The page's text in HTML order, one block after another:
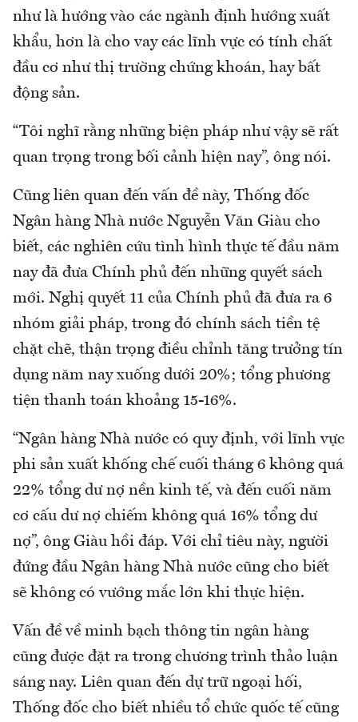
như là hướng vào các ngành định hướng xuất
khẩu, hơn là cho vay các lĩnh vực có tính chất
đầu cơ như thị trường chứng khoán, hay bất
động sản.
“Tôi nghĩ rằng những biện pháp như vậy sẽ rất
quan trọng trong bối cảnh hiện nay”, ông nói.
Cũng liên quan đến vấn đề này, Thống đốc
Ngân hàng Nhà nước Nguyễn Văn Giàu cho
biết, các nghiên cứu tình hình thực tế đầu năm
nay đã đưa Chính phủ đến những quyết sách
mới. Nghị quyết 11 của Chính phủ đã đưa ra 6
nhóm giải pháp, trong đó chính sách tiền tệ
chặt chẽ, thận trọng điều chỉnh tăng trưởng tín
dụng năm nay xuống dưới 20%; tổng phương
tiện thanh toán khoảng 15-16%.
“Ngân hàng Nhà nước có quy định, với lĩnh vực
phi sản xuất khống chế cuối tháng 6 không quá
22% tổng dư nợ nền kinh tế, và đến cuối năm
cơ cấu dư nợ chiếm không quá 16% tổng dư
nợ”, ông Giàu hồi đáp. Với chỉ tiêu này, người
đứng đầu Ngân hàng Nhà nước cũng cho biết
sẽ không có vướng mắc lớn khi thực hiện.
Vấn đề về minh bạch thông tin ngân hàng
cũng được đặt ra trong chương trình thảo luận
sáng nay. Liên quan đến dự trữ ngoại hối,
Thống đốc cho biết nhiều tổ chức quốc tế cũng